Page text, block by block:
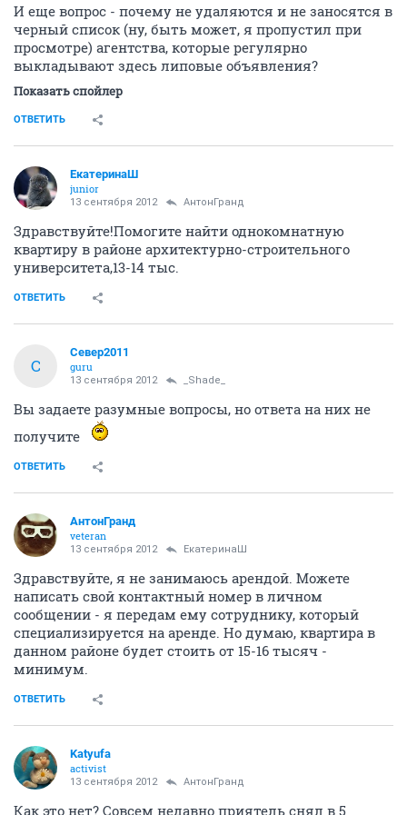
И еще вопрос - почему не удаляются и не заносятся в
черный список (ну, быть может, я пропустил при
просмотре) агентства, которые регулярно
выкладывают здесь липовые объявления?
Показать спойлер
ОТВЕТИТЬ
ЕкатеринаШ
junior
13 сентября 2012 АнтонГранд
Здравствуйте!Помогите найти однокомнатную
квартиру в районе архитектурно-строительного
университета,13-14 тыс.
ОТВЕТИТЬ
С
Север2011
guru
13 сентября 2012 _Shade_
Вы задаете разумные вопросы, но ответа на них не
получите
ОТВЕТИТЬ
АнтонГранд
veteran
13 сентября 2012 ЕкатеринаШ
Здравствуйте, я не занимаюсь арендой. Можете
написать свой контактный номер в личном
сообщении - я передам ему сотруднику, который
специализируется на аренде. Но думаю, квартира в
данном районе будет стоить от 15-16 тысяч -
минимум.
ОТВЕТИТЬ
Katyufa
activist
13 сентября 2012 АнтонГранд
Как это нет? Совсем недавно приятель снял в 5